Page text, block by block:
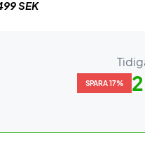
SEK
SPARA 17%